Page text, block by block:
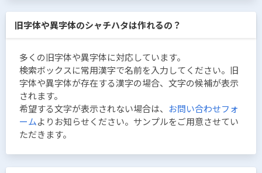
旧字体や異字体のシャチハタは作れるの？
多くの旧字体や異字体に対応しています。
検索ボックスに常用漢字で名前を入力してください。旧
字体や異字体が存在する漢字の場合、文字の候補が表示
されます。
希望する文字が表示されない場合は、 お問い合わせフォ
ームよりお知らせください。サンプルをご用意させてい
ただきます。